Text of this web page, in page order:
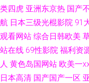
伊人久久伊人 91大神网址在
久 爱豆传媒免费播放 日本
品十八禁日韩 久久日精品人
类四虎 亚洲东京热 国产
航 日本三级光棍影院 91
观看网站 综合日韩欧美
站在线 69性影院 福利资
人 黄色岛国网站 欧美一
日本高清 国产国产一区